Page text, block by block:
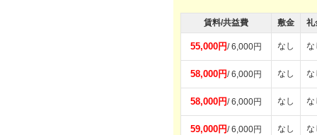
賃料/共益費 敷金 礼
55,000円/ 6,000円 なし な
58,000円/ 6,000円 なし な
58,000円/ 6,000円 なし な
59,000円/ 6,000円 なし な